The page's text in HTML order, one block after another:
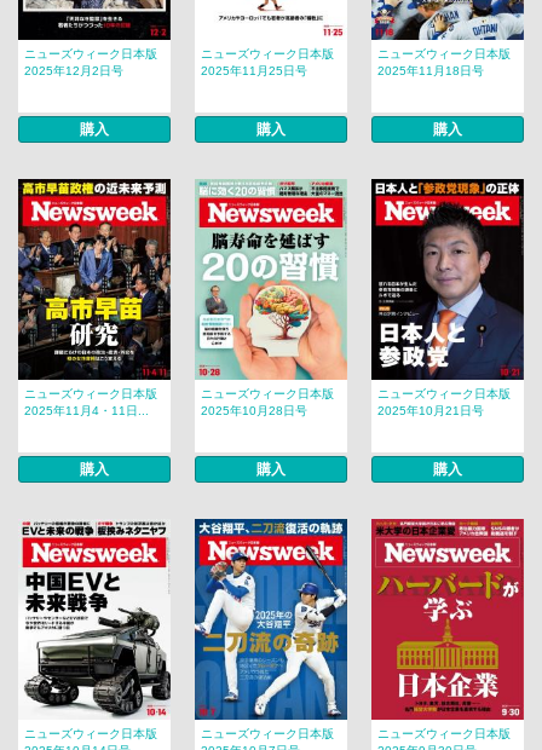
ニューズウィーク日本版
2025年12月2日号
購入
ニューズウィーク日本版
2025年11月25日号
購入
ニューズウィーク日本版
2025年11月18日号
購入
ニューズウィーク日本版
2025年11月4・11日...
購入
ニューズウィーク日本版
2025年10月28日号
購入
ニューズウィーク日本版
2025年10月21日号
購入
ニューズウィーク日本版
ニューズウィーク日本版
ニューズウィーク日本版